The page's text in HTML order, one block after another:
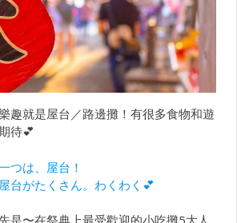
趣就是屋台／路邊攤！有很多食物和遊
待💕
つは、屋台！
台がたくさん。わくわく💕
是〜在祭典上最受歡迎的小吃攤5大人